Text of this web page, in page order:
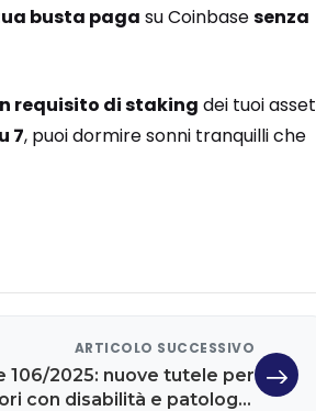
busta paga su Coinbasesenza
requisito di staking dei tuoi asset
7, puoi dormire sonni tranquilli che
ARTICOLO SUCCESSIVO
106/2025: nuove tutele per
con disabilità e patologie